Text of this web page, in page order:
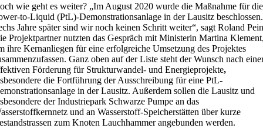
wie geht es weiter? „Im August 2020 wurde die Maßnahme für die
to-Liquid (PtL)-Demonstrationsanlage in der Lausitz beschlossen.
Jahre später sind wir noch keinen Schritt weiter“, sagt Roland
Projektpartner nutzten das Gespräch mit Ministerin Martina
ihre Kernanliegen für eine erfolgreiche Umsetzung des Projektes
Ganz oben auf der Liste steht der Wunsch nach
Förderung für Strukturwandel- und Energieprojekte,
die Fortführung der Ausschreibung für eine PtL-
in der Lausitz. Außerdem sollen die Lausitz und
der Industriepark Schwarze Pumpe an das
und an Wasserstoff-Speicherstätten über kurze
zum Knoten Lauchhammer angebunden werden.